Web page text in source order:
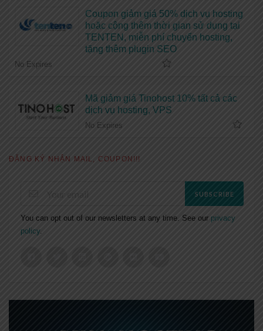
Coupon giảm giá 50% dịch vụ hosting
hoặc cộng thêm thời gian sử dụng tại
TENTEN, miễn phí chuyển hosting,
tặng thêm plugin SEO
No Expires
Mã giảm giá Tinohost 10% tất cả các
dịch vụ hosting, VPS
No Expires
ĐĂNG KÝ NHẬN MAIL, COUPON!!!
SUBSCRIBE
You can opt out of our newsletters at any time. See our privacy
policy.